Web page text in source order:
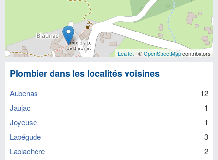
Leaflet | ©OpenStreetMapcontributors
Plombier dans les localités voisines
Aubenas
12
Jaujac
1
Joyeuse
1
Labégude
3
Lablachère
2